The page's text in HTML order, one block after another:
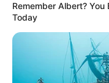
Remember Albert?
Today